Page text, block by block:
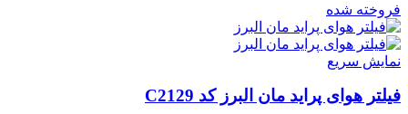
فروخته شده
نمایش سریع
فیلتر هوای پراید مان البرز کد C2129